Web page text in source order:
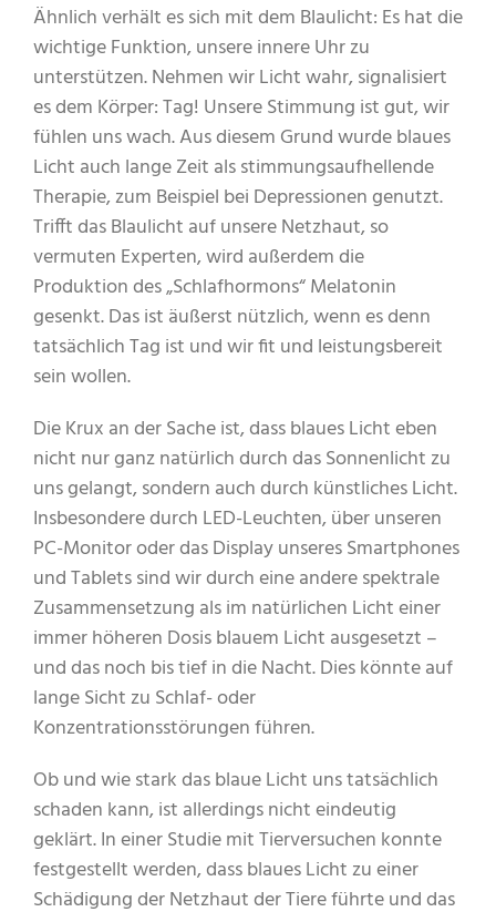
Ähnlich verhält es sich mit dem Blaulicht: Es hat die
wichtige Funktion, unsere innere Uhr zu
unterstützen. Nehmen wir Licht wahr, signalisiert
es dem Körper: Tag! Unsere Stimmung ist gut, wir
fühlen uns wach. Aus diesem Grund wurde blaues
Licht auch lange Zeit als stimmungsaufhellende
Therapie, zum Beispiel bei Depressionen genutzt.
Trifft das Blaulicht auf unsere Netzhaut, so
vermuten Experten, wird außerdem die
Produktion des „Schlafhormons“ Melatonin
gesenkt. Das ist äußerst nützlich, wenn es denn
tatsächlich Tag ist und wir fit und leistungsbereit
sein wollen.
Die Krux an der Sache ist, dass blaues Licht eben
nicht nur ganz natürlich durch das Sonnenlicht zu
uns gelangt, sondern auch durch künstliches Licht.
Insbesondere durch LED-Leuchten, über unseren
PC-Monitor oder das Display unseres Smartphones
und Tablets sind wir durch eine andere spektrale
Zusammensetzung als im natürlichen Licht einer
immer höheren Dosis blauem Licht ausgesetzt –
und das noch bis tief in die Nacht. Dies könnte auf
lange Sicht zu Schlaf- oder
Konzentrationsstörungen führen.
Ob und wie stark das blaue Licht uns tatsächlich
schaden kann, ist allerdings nicht eindeutig
geklärt. In einer Studie mit Tierversuchen konnte
festgestellt werden, dass blaues Licht zu einer
Schädigung der Netzhaut der Tiere führte und das